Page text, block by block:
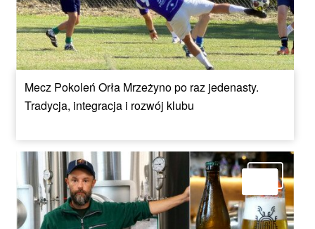
Mecz Pokoleń Orła Mrzeżyno po raz jedenasty.
Tradycja, integracja i rozwój klubu